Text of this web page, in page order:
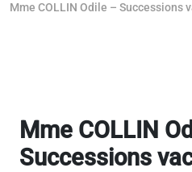
Mme COLLIN Odile – Successions
Mme COLLIN
Successions